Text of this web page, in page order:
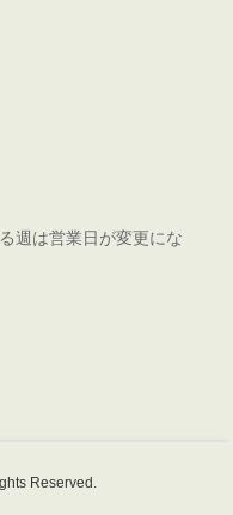
週は営業日が変更にな
Reserved.